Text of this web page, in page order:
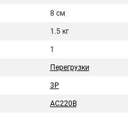
8 см
1.5 кг
1
Перегрузки
3P
AC220В